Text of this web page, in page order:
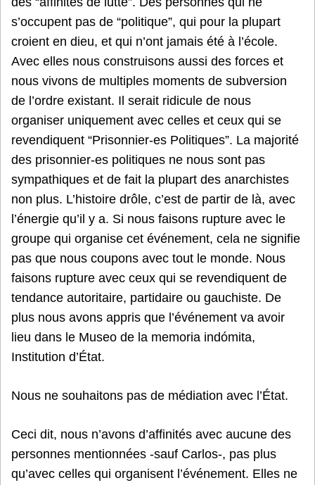
s’occupent pas de “politique”, qui pour la plupart
croient en dieu, et qui n’ont jamais été à l’école.
Avec elles nous construisons aussi des forces et
nous vivons de multiples moments de subversion
de l’ordre existant. Il serait ridicule de nous
organiser uniquement avec celles et ceux qui se
revendiquent “Prisonnier-es Politiques”. La majorité
des prisonnier-es politiques ne nous sont pas
sympathiques et de fait la plupart des anarchistes
non plus. L’histoire drôle, c’est de partir de là, avec
l’énergie qu’il y a. Si nous faisons rupture avec le
groupe qui organise cet événement, cela ne signifie
pas que nous coupons avec tout le monde. Nous
faisons rupture avec ceux qui se revendiquent de
tendance autoritaire, partidaire ou gauchiste. De
plus nous avons appris que l’événement va avoir
lieu dans le Museo de la memoria indómita,
Institution d’État.
Nous ne souhaitons pas de médiation avec l’État.
Ceci dit, nous n’avons d’affinités avec aucune des
personnes mentionnées -sauf Carlos-, pas plus
qu’avec celles qui organisent l’événement. Elles ne